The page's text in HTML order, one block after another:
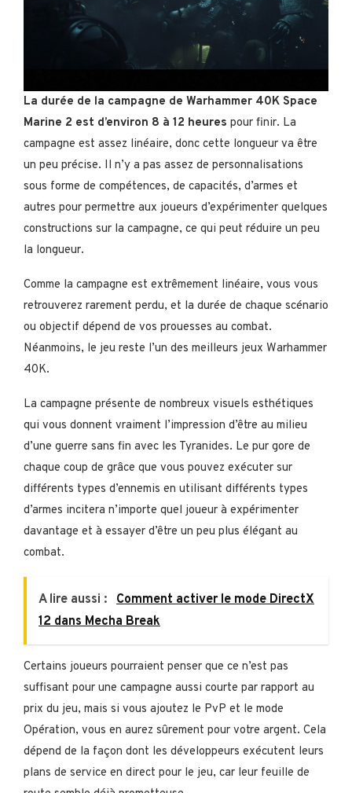
La durée de la campagne de Warhammer 40K Space
Marine 2 est d’environ 8 à 12 heures pour finir. La
campagne est assez linéaire, donc cette longueur va être
un peu précise. Il n’y a pas assez de personnalisations
sous forme de compétences, de capacités, d’armes et
autres pour permettre aux joueurs d’expérimenter quelques
constructions sur la campagne, ce qui peut réduire un peu
la longueur.
Comme la campagne est extrêmement linéaire, vous vous
retrouverez rarement perdu, et la durée de chaque scénario
ou objectif dépend de vos prouesses au combat.
Néanmoins, le jeu reste l’un des meilleurs jeux Warhammer
40K.
La campagne présente de nombreux visuels esthétiques
qui vous donnent vraiment l’impression d’être au milieu
d’une guerre sans fin avec les Tyranides. Le pur gore de
chaque coup de grâce que vous pouvez exécuter sur
différents types d’ennemis en utilisant différents types
d’armes incitera n’importe quel joueur à expérimenter
davantage et à essayer d’être un peu plus élégant au
combat.
A lire aussi :
Comment activer le mode DirectX
12 dans Mecha Break
Certains joueurs pourraient penser que ce n’est pas
suffisant pour une campagne aussi courte par rapport au
prix du jeu, mais si vous ajoutez le PvP et le mode
Opération, vous en aurez sûrement pour votre argent. Cela
dépend de la façon dont les développeurs exécutent leurs
plans de service en direct pour le jeu, car leur feuille de